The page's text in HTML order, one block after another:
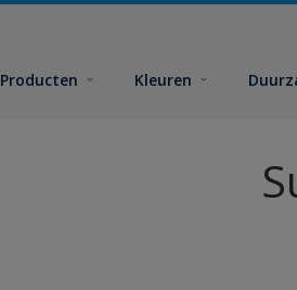
Producten Kleuren